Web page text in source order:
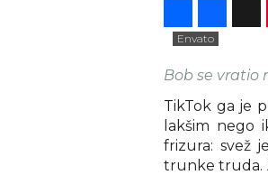
Envato
Bob se vratio
TikTok ga je
lakšim nego
frizura: svež
trunke truda.